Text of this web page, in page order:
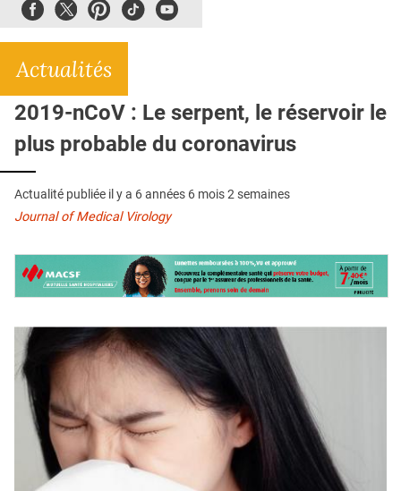
L'APP
QUI SOMMES-NOUS ?
PUBLICITÉ
CONDITIONS GÉNÉRALES
CONTACT
FacebookTwitterPinterest
TiktokYoubute
Actualités
2019-nCoV : Le serpent, le réservoir le
plus probable du coronavirus
Actualité publiée il y a 6 années 6 mois 2 semaines
Journal of Medical Virology